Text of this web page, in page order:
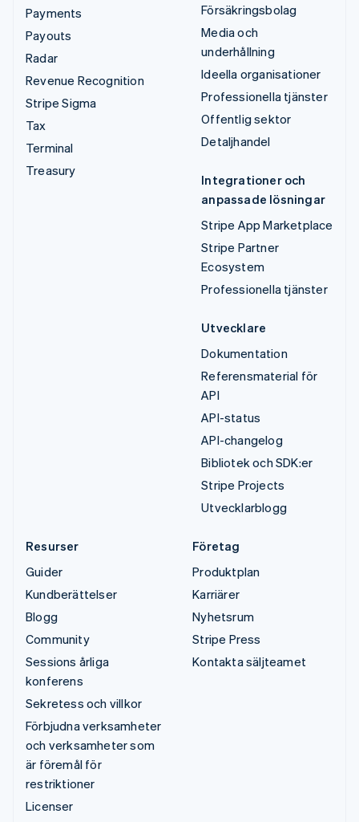
Payments
Payouts
Radar
Revenue Recognition
Stripe Sigma
Tax
Terminal
Treasury
Försäkringsbolag
Media och
underhållning
Ideella organisationer
Professionella tjänster
Offentlig sektor
Detaljhandel
Integrationer och
anpassade lösningar
Stripe App Marketplace
Stripe Partner
Ecosystem
Professionella tjänster
Utvecklare
Dokumentation
Referensmaterial för
API
API-status
API-changelog
Bibliotek och SDK:er
Stripe Projects
Utvecklarblogg
Resurser
Guider
Kundberättelser
Blogg
Community
Sessions årliga
konferens
Sekretess och villkor
Förbjudna verksamheter
och verksamheter som
är föremål för
restriktioner
Licenser
Företag
Produktplan
Karriärer
Nyhetsrum
Stripe Press
Kontakta säljteamet